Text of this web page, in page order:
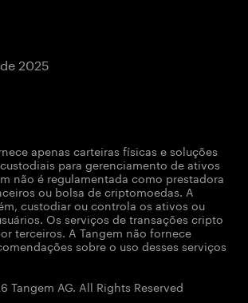
2025
apenas carteiras físicas e soluções
para gerenciamento de ativos
não é regulamentada como prestadora
ou bolsa de criptomoedas. A
custodiar ou controla os ativos ou
Os serviços de transações cripto
terceiros. A Tangem não fornece
sobre o uso desses serviços